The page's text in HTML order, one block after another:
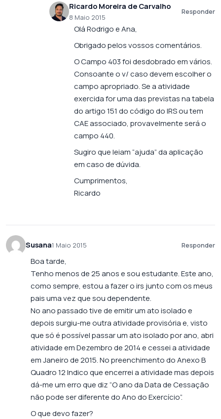
Ricardo Moreira de Carvalho
8 Maio 2015
Responder
Olá Rodrigo e Ana,
Obrigado pelos vossos comentários.
O Campo 403 foi desdobrado em vários.
Consoante o v/ caso devem escolher o
campo apropriado. Se a atividade
exercida for uma das previstas na tabela
do artigo 151 do código do IRS ou tem
CAE associado, provavelmente será o
campo 440.
Sugiro que leiam “ajuda” da aplicação
em caso de dúvida.
Cumprimentos,
Ricardo
Susana1 Maio 2015 Responder
Boa tarde,
Tenho menos de 25 anos e sou estudante. Este ano,
como sempre, estou a fazer o irs junto com os meus
pais uma vez que sou dependente.
No ano passado tive de emitir um ato isolado e
depois surgiu-me outra atividade provisória e, visto
que só é possível passar um ato isolado por ano, abri
atividade em Dezembro de 2014 e cessei a atividade
em Janeiro de 2015. No preenchimento do Anexo B
Quadro 12 Indico que encerrei a atividade mas depois
dá-me um erro que diz “O ano da Data de Cessação
não pode ser diferente do Ano do Exercício”.
O que devo fazer?